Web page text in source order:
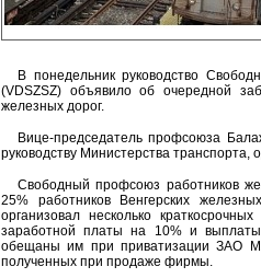
В понедельник руководство
(VDSZSZ) объявило об очередной
железных дорог.
Вице-председатель профсоюза
руководству Министерства
Свободный профсоюз работников
25% работников Венгерских
организовал несколько
заработной платы на 10% и
обещаны им при приватизации ЗАО
полученных при продаже фирмы.